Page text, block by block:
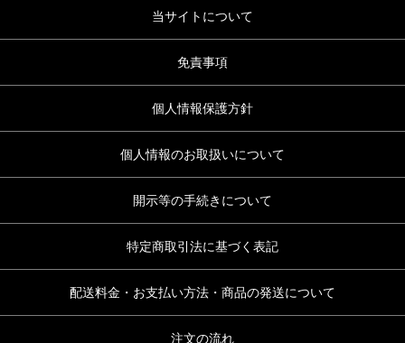
当サイトについて
免責事項
個人情報保護方針
個人情報のお取扱いについて
開示等の手続きについて
特定商取引法に基づく表記
配送料金・お支払い方法・商品の発送について
注文の流れ